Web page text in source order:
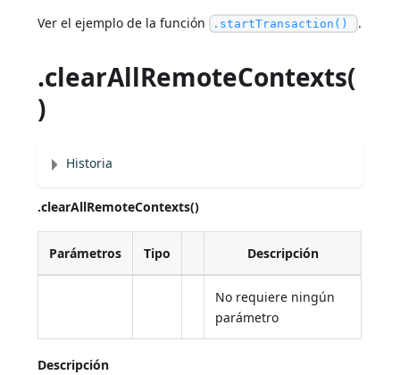
Ver el ejemplo de la función .startTransaction() .
.clearAllRemoteContexts(
)
Historia
.clearAllRemoteContexts()
Parámetros Tipo Descripción
No requiere ningún
parámetro
Descripción